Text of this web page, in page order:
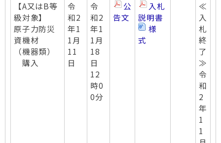
【A又はB等
級対象】
原子力防災
資機材
（機器類）
購入
令
和2
年1
1月
11
日
令
和2
年1
1月
18
日
12
時0
0分
公
告文
入札
説明書
様
式
≪
入
札
終
了
≫
令
和
2
年
1
1